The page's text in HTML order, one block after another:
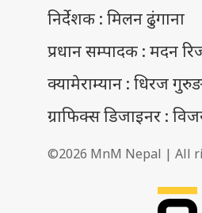
निर्देशक : मिलन ढुंगाना
प्रधान सम्पादक : मदन
क्यामेराम्यान : धिरज गुरुङ
ग्राफिक्स डिजाइनर :
©2026 MnM Nepal | All